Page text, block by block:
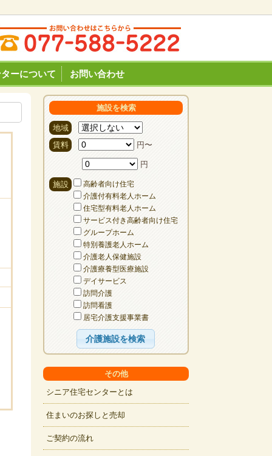
ーについて お問い合わせ
施設を検索
地域
賃料
円〜
円
施設
高齢者向け住宅
介護付有料老人ホーム
住宅型有料老人ホーム
サービス付き高齢者向け住宅
グループホーム
特別養護老人ホーム
介護老人保健施設
介護療養型医療施設
デイサービス
訪問介護
訪問看護
居宅介護支援事業書
その他
シニア住宅センターとは
住まいのお探しと売却
ご契約の流れ